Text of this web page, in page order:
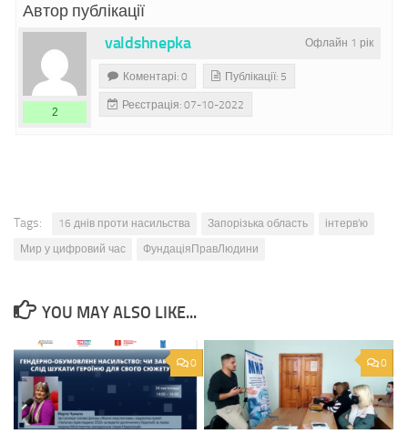
Автор публікації
Офлайн 1 рік
valdshnepka
2
Коментарі: 0 Публікації: 5
Реєстрація: 07-10-2022
Tags: 16 днів проти насильства Запорізька область
інтерв'ю
Мир у цифровий час
ФундаціяПравЛюдини
YOU MAY ALSO LIKE...
0 0